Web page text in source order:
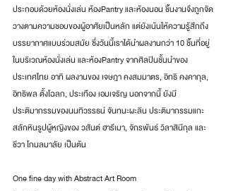
ประกอบด้วยห้องนั่งเล่น ห้องPantry และห้องนอน ชิ้นงานจึงถูกจัด
วางตามความชอบของผู้อาศัยเป็นหลัก แต่ยังเน้นให้ความรู้สึกถึง
บรรยากาศแบบร่วมสมัย ซึ่งวันนี้เราได้นำผลงานกว่า 10 ชิ้นที่อยู่
ในบริเวณห้องนั่งเล่น และห้องPantry จากศิลปินชั้นนำของ
ประเทศไทย อาทิ ผลงานของ เจษฎา คงสมมาตร, อิทธิ คงคากุล,
อิทธิพล ตั้งโฉลก, ประเทือง เอมเจริญ นอกจากนี้ ยังมี
ประติมากรรมของนนทิวรรธน์ จันทนะผะลิน ประติมากรรมแกะ
สลักหินรูปผู้หญิงของ วสันต์ ฮารีเมา, จักรพันธ์ วิลาสินีกุล และ
ชีวา โกมลมาลัย เป็นต้น
One fine day with Abstract Art Room